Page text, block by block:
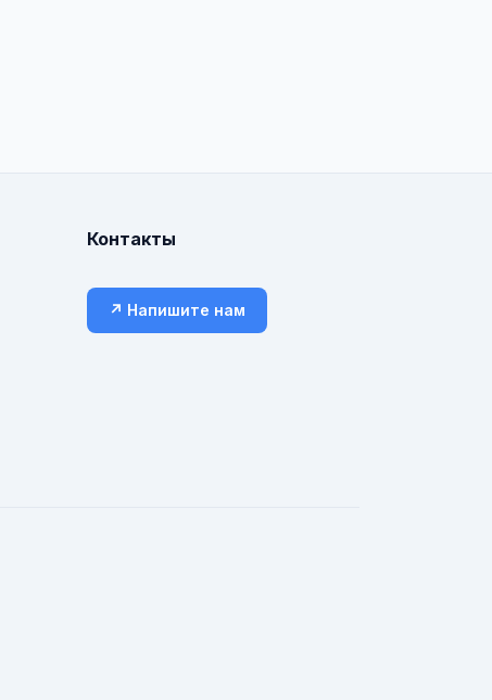
Контакты
↗ Напишите нам